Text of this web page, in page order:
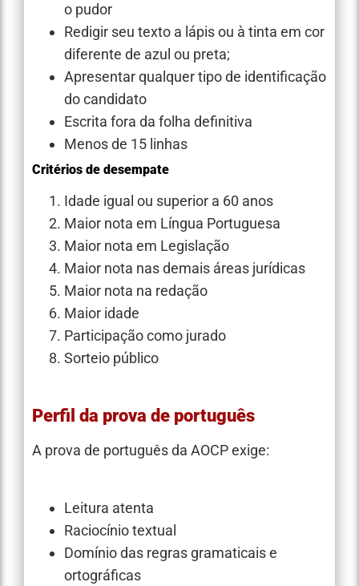
o pudor
Redigir seu texto a lápis ou à tinta em cor
diferente de azul ou preta;
Apresentar qualquer tipo de identificação
do candidato
Escrita fora da folha definitiva
Menos de 15 linhas
Critérios de desempate
Idade igual ou superior a 60 anos
Maior nota em Língua Portuguesa
Maior nota em Legislação
Maior nota nas demais áreas jurídicas
Maior nota na redação
Maior idade
Participação como jurado
Sorteio público
Perfil da prova de português
A prova de português da AOCP exige:
Leitura atenta
Raciocínio textual
Domínio das regras gramaticais e
ortográficas